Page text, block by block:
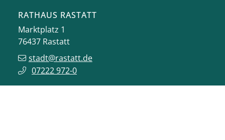
RATHAUS RASTATT
Marktplatz 1
76437 Rastatt
stadt@rastatt.de
07222 972-0